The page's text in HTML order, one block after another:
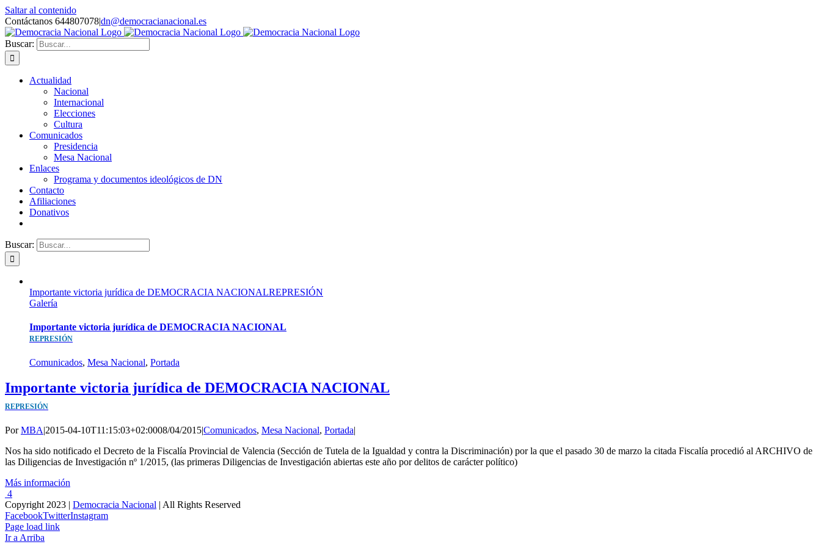
Saltar al contenido
Contáctanos 644807078|dn@democracianacional.es
Buscar:
Actualidad
Nacional
Internacional
Elecciones
Cultura
Comunicados
Presidencia
Mesa Nacional
Enlaces
Programa y documentos ideológicos de DN
Contacto
Afiliaciones
Donativos
Buscar:
Importante victoria jurídica de DEMOCRACIA NACIONALREPRESIÓN
Galería
Importante victoria jurídica de DEMOCRACIA NACIONAL
REPRESIÓN
Comunicados, Mesa Nacional, Portada
Importante victoria jurídica de DEMOCRACIA NACIONAL
REPRESIÓN
PorMBA|2015-04-10T11:15:03+02:0008/04/2015|Comunicados, Mesa Nacional, Portada|
Nos ha sido notificado el Decreto de la Fiscalía Provincial de Valencia (Sección de Tutela de la Igualdad y contra la Discriminación) por la que el pasado 30 de marzo la citada Fiscalía procedió al ARCHIVO de
las Diligencias de Investigación nº 1/2015, (las primeras Diligencias de Investigación abiertas este año por delitos de carácter político)
Más información
4
Copyright 2023 | Democracia Nacional | All Rights Reserved
FacebookTwitterInstagram
Page load link
Ir a Arriba